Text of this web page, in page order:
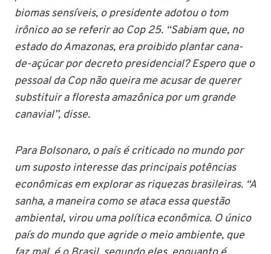
biomas sensíveis, o presidente adotou o tom
irônico ao se referir ao Cop 25. “Sabiam que, no
estado do Amazonas, era proibido plantar cana-
de-açúcar por decreto presidencial? Espero que o
pessoal da Cop não queira me acusar de querer
substituir a floresta amazônica por um grande
canavial”, disse.
Para Bolsonaro, o país é criticado no mundo por
um suposto interesse das principais potências
econômicas em explorar as riquezas brasileiras. “A
sanha, a maneira como se ataca essa questão
ambiental, virou uma política econômica. O único
país do mundo que agride o meio ambiente, que